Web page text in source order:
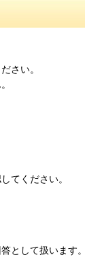
さい。
てください。
として扱います。